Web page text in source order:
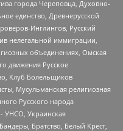
города Череповца, Духовно-
единство, Древнерусской
Инглингов, Русский
нелегальной иммиграции,
объединениях, Омская
движения Русское
Клуб Болельщиков
Мусульманская религиозная
Русского народа
УНСО, Украинская
Братство, Белый Крест,